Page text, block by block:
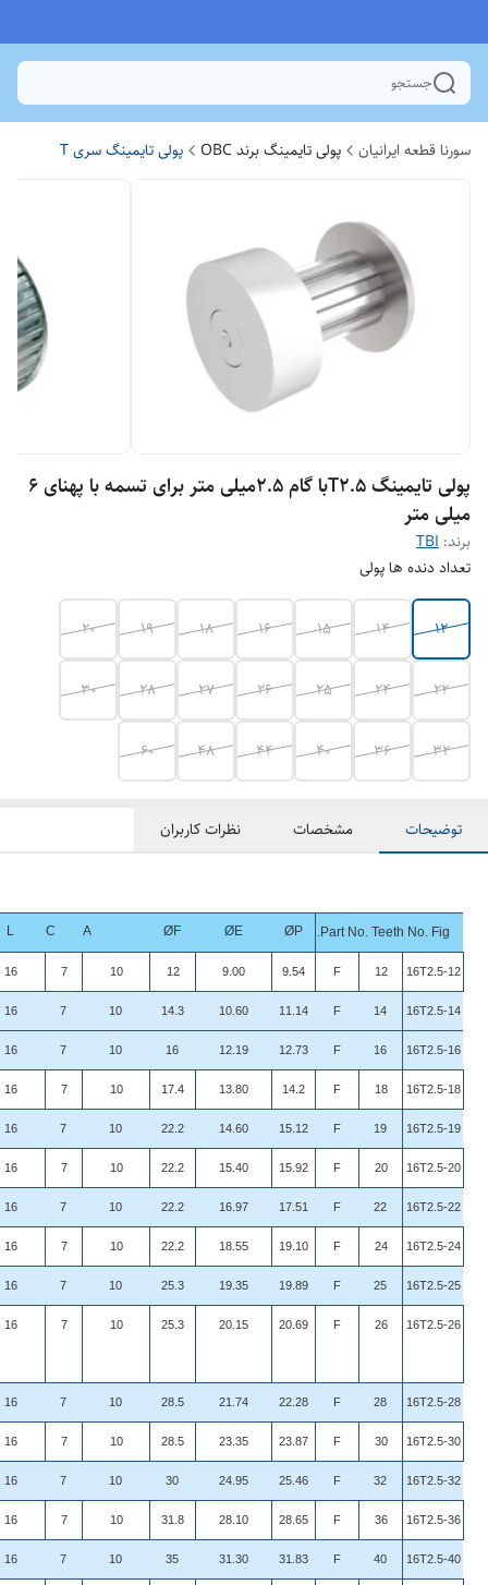
جستجو
سورنا قطعه ایرانیان پولی تایمینگ برند OBC پولی تایمینگ سری T
پولی تایمینگ T2.5با گام 2.5میلی متر برای تسمه با پهنای 6
میلی متر
برند: TBI
تعداد دنده ها پولی
12
14
15
16
18
19
20
22
24
25
26
27
28
30
32
36
40
44
48
60
توضیحات مشخصات نظرات کاربران
Part No. Teeth No. Fig.
ØP
ØE
ØF
A
C
L
16T2.5-12
12
F
9.54
9.00
12
10
7
16
16T2.5-14
14
F
11.14
10.60
14.3
10
7
16
16T2.5-16
16
F
12.73
12.19
16
10
7
16
16T2.5-18
18
F
14.2
13.80
17.4
10
7
16
16T2.5-19
19
F
15.12
14.60
22.2
10
7
16
16T2.5-20
20
F
15.92
15.40
22.2
10
7
16
16T2.5-22
22
F
17.51
16.97
22.2
10
7
16
16T2.5-24
24
F
19.10
18.55
22.2
10
7
16
16T2.5-25
25
F
19.89
19.35
25.3
10
7
16
16T2.5-26
26
F
20.69
20.15
25.3
10
7
16
16T2.5-28
28
F
22.28
21.74
28.5
10
7
16
16T2.5-30
30
F
23.87
23.35
28.5
10
7
16
16T2.5-32
32
F
25.46
24.95
30
10
7
16
16T2.5-36
36
F
28.65
28.10
31.8
10
7
16
16T2.5-40
40
F
31.83
31.30
35
10
7
16